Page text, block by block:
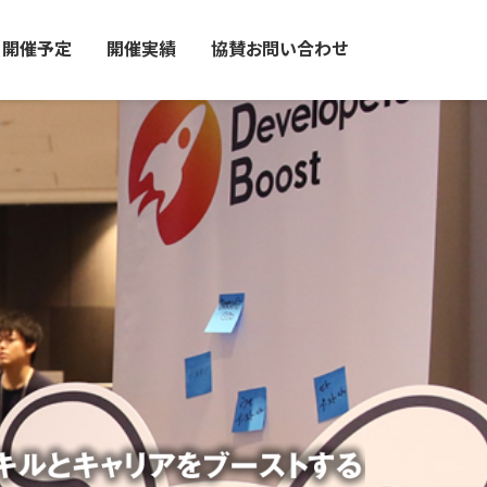
開催予定 開催実績 協賛お問い合わせ